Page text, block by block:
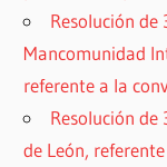
Resolución
Mancomunidad
referente a la
Resolución
de León,